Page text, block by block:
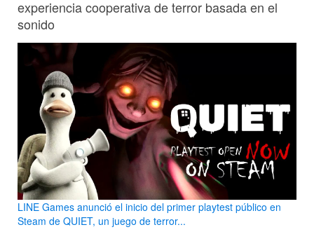
experiencia cooperativa de terror basada en el
sonido
LINE Games anunció el inicio del primer playtest público en
Steam de QUIET, un juego de terror...